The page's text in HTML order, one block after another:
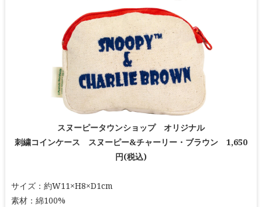
スヌーピータウンショップ オリジナル
刺繍コインケース スヌーピー&チャーリー・ブラウン 1,650
円(税込)
サイズ：約W11×H8×D1cm
素材：綿100%